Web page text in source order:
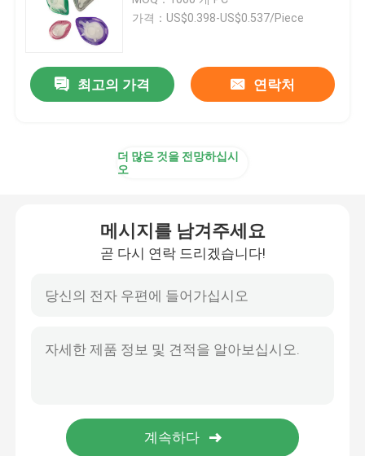
수갑을 매고 수갑을 벗은 내막관
장갑 내막관
라텍스 포레이 카테터
실리콘 포레이 카테터
비뇨기술 일회용 제품
가격：US$0.398-US$0.537/Piece
최고의 가격 연락처
더 많은 것을 전망하십시
오
메시지를 남겨주세요
곧 다시 연락 드리겠습니다!